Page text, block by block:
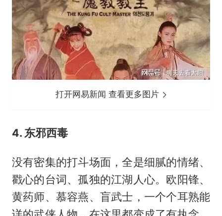
打开网易新闻 查看更多图片
4. 东邪西毒
没有密集的打斗场面，全是细腻的情绪、
戳心的台词、孤独的江湖人心。欧阳锋、
黄药师、慕容燕、盲武士，一个个耳熟能